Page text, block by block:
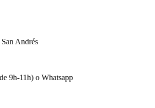
Andrés
9h-11h) o Whatsapp